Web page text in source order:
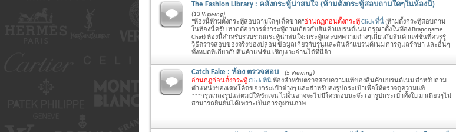
The Fashion Library : คลังกระทู้น่าสนใจ (ห้ามตั้งกระทู้สอบถามใดๆในห้องนี้)
(13 Viewing)
"ห้องนี้ห้ามตั้งกระทู้สอบถามใดๆเด็ดขาด"อ่านกฏก่อนตั้งกระทู้Click ที่นี่ (ห้ามตั้งกระทู้สอบถาม
ในห้องนี้ครับ หากต้องการตั้งกระทู้ถามเกี่ยวกับสินค้าแบรนด์เนม กรุณาตั้งในห้อง Brandname
Chat) ห้องนี้สำหรับรวบรวมกระทู้น่าสนใจ: กระทู้และบทความต่างๆเกี่ยวกับสินค้าแฟชั่นที่ควรรู้
วิธีตรวจสอบของจริงของปลอม ข้อมูลเกี่ยวกับรุ่นและสินค้าแบรนด์เนม การดูแลรักษา และอื่นๆ
ทั้งหมดที่เกี่ยวกับสินค้าแฟชั่น เชิญแวะอ่านได้ที่นี่จ้า
Catch Fake : ห้อง ตรวจสอบ
(5 Viewing)
อ่านกฏก่อนตั้งกระทู้Click ที่นี่ ห้องสำหรับตรวจสอบความแท้ของสินค้าแบรนด์เนม สำหรับถาม
ตำแหน่งของเดทโค้ดของกระเป๋าต่างๆ และสำหรับลงรูปกระเป๋าเพื่อให้ตรวจดูความแท้
***กรุณาลงรูปแสตมป์ให้ชัดเจน ไม่งั้นอาจจะไม่มีใครตอบนะจ๊ะ เอารูปกระเป๋าทั้งใบ มาเดี่ยวๆไม่
สามารถยืนยันได้เพราะเป็นการดูผ่านภาพ